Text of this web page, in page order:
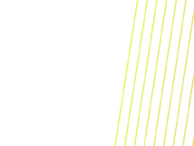
คอนโดมิเนียม ตั้งอยู่ถัดจากอิมแพ็ค
เมืองทองธานี ซึ่งให้คุณได้ทั้งความ
สะดวกสบาย พร้อมทั้งทิวทัศน์ที่
สวยงามในที่เดียว “Beautiful view
with peace of mind, One is
enough…but Two is Perfect.”